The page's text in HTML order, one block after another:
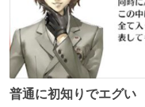
普通に初知りでエグい